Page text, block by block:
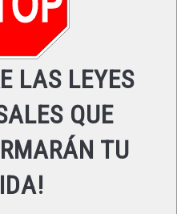
LAS LEYES
QUE
TU